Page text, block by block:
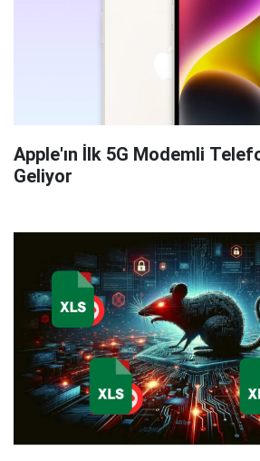
Apple'ın İlk 5G Modemli
Geliyor